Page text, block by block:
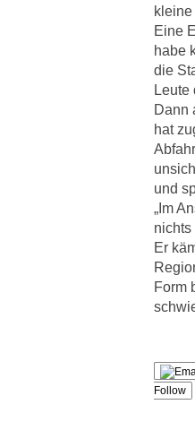
kleine
Eine
habe
die
Leute
Dann
hat
und
„Im
nichts
Er
Form
Follow